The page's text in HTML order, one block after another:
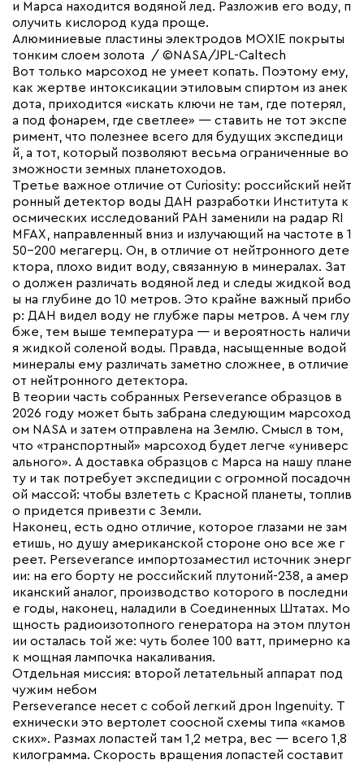
и Марса находится водяной лед. Разложив его воду, п
олучить кислород куда проще.
Алюминиевые пластины электродов MOXIE покрыты
тонким слоем золота / ©NASA/JPL-Caltech
Вот только марсоход не умеет копать. Поэтому ему,
как жертве интоксикации этиловым спиртом из анек
дота, приходится «искать ключи не там, где потерял,
а под фонарем, где светлее» — ставить не тот экспе
римент, что полезнее всего для будущих экспедици
й, а тот, который позволяют весьма ограниченные во
зможности земных планетоходов.
Третье важное отличие от Curiosity: российский нейт
ронный детектор воды ДАН разработки Института к
осмических исследований РАН заменили на радар RI
MFAX, направленный вниз и излучающий на частоте в 1
50-200 мегагерц. Он, в отличие от нейтронного дете
ктора, плохо видит воду, связанную в минералах. Зат
о должен различать водяной лед и следы жидкой вод
ы на глубине до 10 метров. Это крайне важный прибо
р: ДАН видел воду не глубже пары метров. А чем глу
бже, тем выше температура — и вероятность наличи
я жидкой соленой воды. Правда, насыщенные водой
минералы ему различать заметно сложнее, в отличие
от нейтронного детектора.
В теории часть собранных Perseverance образцов в
2026 году может быть забрана следующим марсоход
ом NASA и затем отправлена на Землю. Смысл в том,
что «транспортный» марсоход будет легче «универс
ального». А доставка образцов с Марса на нашу плане
ту и так потребует экспедиции с огромной посадочн
ой массой: чтобы взлететь с Красной планеты, топлив
о придется привезти с Земли.
Наконец, есть одно отличие, которое глазами не зам
етишь, но душу американской стороне оно все же г
реет. Perseverance импортозаместил источник энерг
ии: на его борту не российский плутоний-238, а амер
иканский аналог, производство которого в последни
е годы, наконец, наладили в Соединенных Штатах. Мо
щность радиоизотопного генератора на этом плутон
ии осталась той же: чуть более 100 ватт, примерно ка
к мощная лампочка накаливания.
Отдельная миссия: второй летательный аппарат под
чужим небом
Perseverance несет с собой легкий дрон Ingenuity. Т
ехнически это вертолет соосной схемы типа «камов
ских». Размах лопастей там 1,2 метра, вес — всего 1,8
килограмма. Скорость вращения лопастей составит